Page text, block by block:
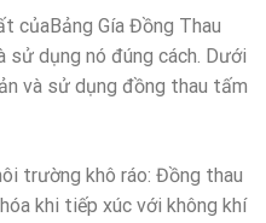
củaBảng Gía Đồng Thau
sử dụng nó đúng cách. Dưới
và sử dụng đồng thau tấm
trường khô ráo: Đồng thau
khi tiếp xúc với không khí